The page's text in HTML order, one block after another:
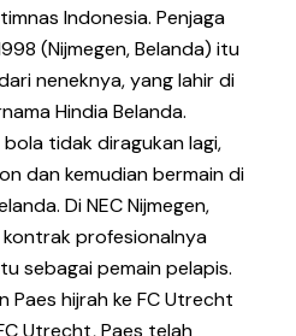
Indonesia. Penjaga
(Nijmegen, Belanda) itu
neneknya, yang lahir di
Hindia Belanda.
tidak diragukan lagi,
dan kemudian bermain di
Di NEC Nijmegen,
profesionalnya
sebagai pemain pelapis.
Paes hijrah ke FC Utrecht
Utrecht, Paes telah